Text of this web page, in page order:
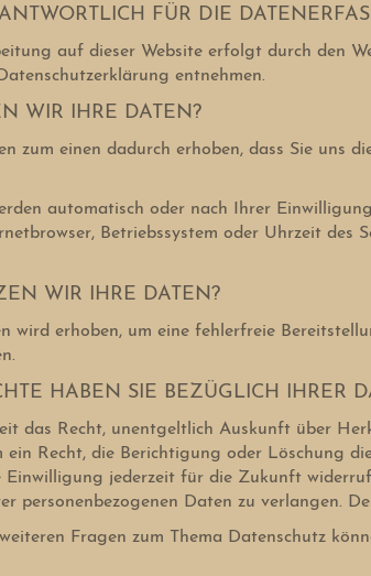
FÜR DIE
auf dieser Website erfolgt durch den
entnehmen.
WIR IHRE DATEN?
zum einen dadurch erhoben, dass Sie uns
automatisch oder nach Ihrer
Betriebssystem oder Uhrzeit
WIR IHRE DATEN?
wird erhoben, um eine fehlerfreie
HABEN SIE BEZÜGLICH IHRER
das Recht, unentgeltlich Auskunft über
ein Recht, die Berichtigung oder Löschung
Einwilligung jederzeit für die Zukunft
personenbezogenen Daten zu verlangen.
Fragen zum Thema Datenschutz